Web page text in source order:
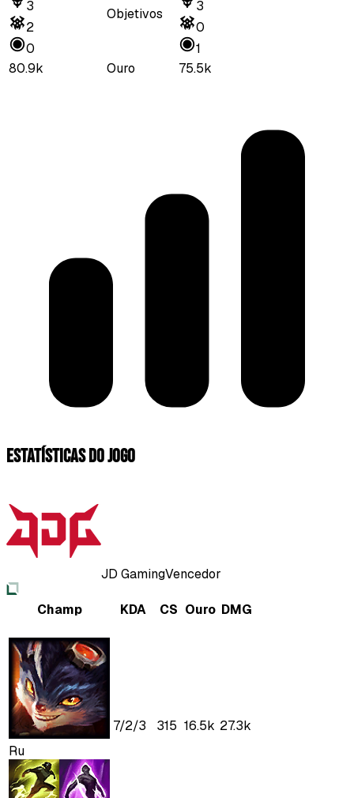
3
2
0
Objetivos
3
0
1
80.9k
Ouro 75.5k
Estatísticas do jogo
JD GamingVencedor
Champ KDA CS Ouro DMG
Ru
7/2/3 315 16.5k 27.3k